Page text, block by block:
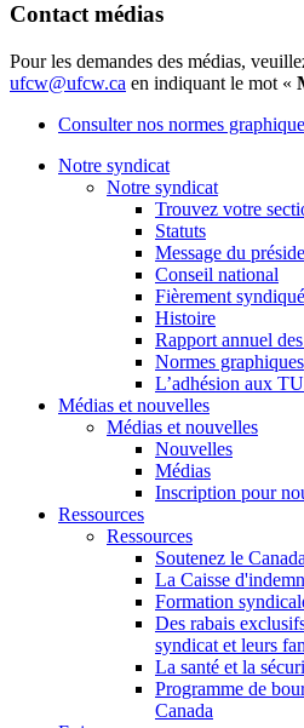
Contact médias
Pour les demandes des médias,
ufcw@ufcw.ca en indiquant le mot «
Consulter nos normes
Notre syndicat
Notre syndicat
Trouvez votre
Statuts
Message du
Conseil national
Fièrement
Histoire
Rapport annuel
Normes graphiques
L’adhésion aux
Médias et nouvelles
Médias et nouvelles
Nouvelles
Médias
Inscription pour
Ressources
Ressources
Soutenez le
La Caisse
Formation
Des rabais
syndicat et leurs
La santé et la
Programme de
Canada